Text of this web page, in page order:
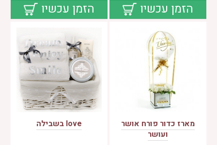
הזמן עכשיו הזמן עכשיו
מארז כדור פורח אושר
ועושר
love בשבילה